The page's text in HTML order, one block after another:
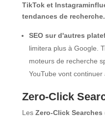
TikTok et
tendances de recherche.
SEO sur d'autres
limitera plus à Google.
moteurs de recherche
YouTube vont
Zero-Click
Les Zero-Click Searches